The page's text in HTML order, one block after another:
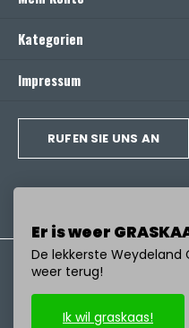
Kategorien
Impressum
RUFEN SIE UNS AN
Er is weer
De lekkerste Weydeland
weer terug!
Ik wil graskaas!